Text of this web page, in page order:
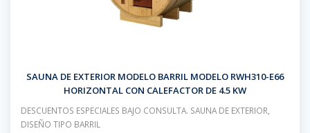
SAUNA DE EXTERIOR MODELO BARRIL MODELO RWH310-E66
HORIZONTAL CON CALEFACTOR DE 4.5 KW
DESCUENTOS ESPECIALES BAJO CONSULTA. SAUNA DE EXTERIOR,
DISEÑO TIPO BARRIL